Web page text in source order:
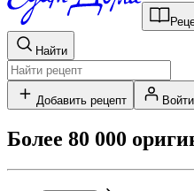
Найти
Добавить рецепт Войти
Более 80 000